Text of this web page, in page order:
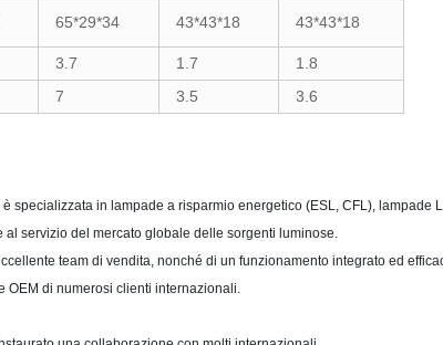
65*29*34 43*43*18 43*43*18
3.7 1.7
1.8
7 3.5 3.6
specializzata in lampade a risparmio energetico (ESL, CFL), lampade
servizio del mercato globale delle sorgenti luminose.
team di vendita, nonché di un funzionamento integrato ed
OEM di numerosi clienti internazionali.